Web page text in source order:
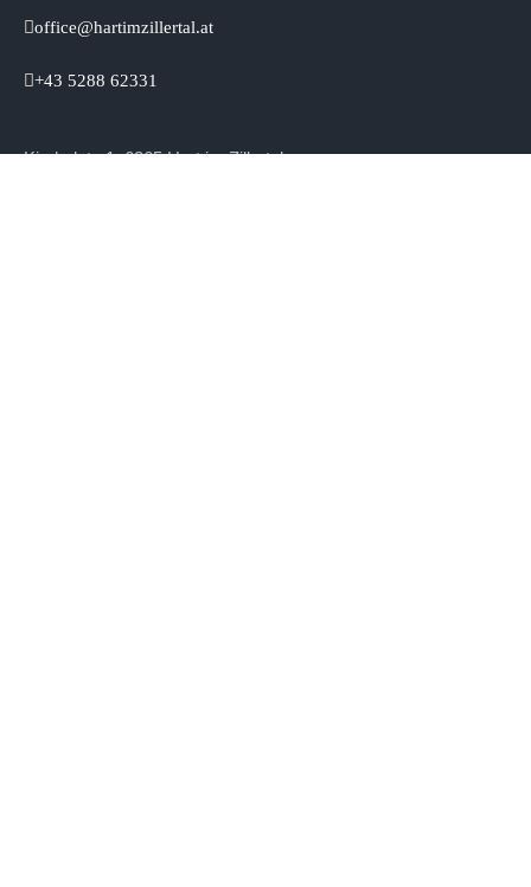
office@hartimzillertal.at
+43 5288 62331
Kirchplatz 1, 6265 Hart im Zillertal